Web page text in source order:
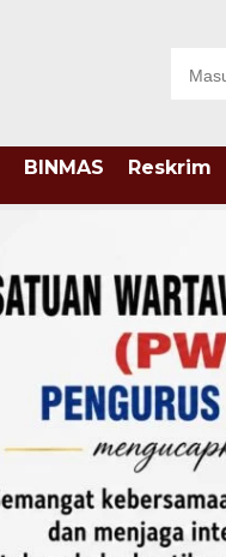
BINMAS Reskrim